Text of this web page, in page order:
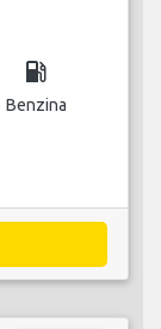
local_gas_station
Benzina